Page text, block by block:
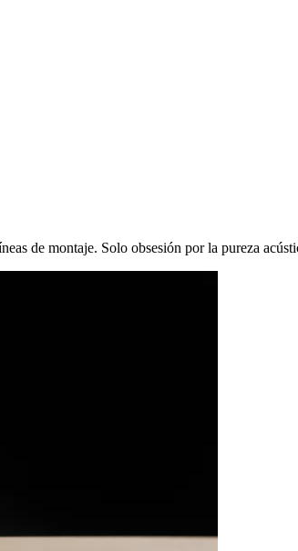
de montaje. Solo obsesión por la pureza